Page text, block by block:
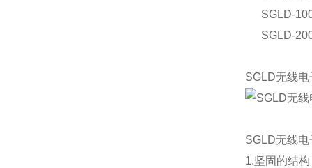
SGLD-
SGLD-
SGLD无线
SGLD无线
1.坚固的结